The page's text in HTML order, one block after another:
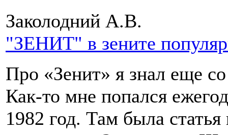
Заколодний А.В.
"ЗЕНИТ" в зените
Про «Зенит» я знал еще
Как-то мне попался
1982 год. Там была